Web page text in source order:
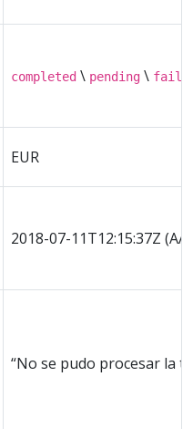
completed \ pending \
EUR
2018-07-11T12:15:37Z
“No se pudo procesar la